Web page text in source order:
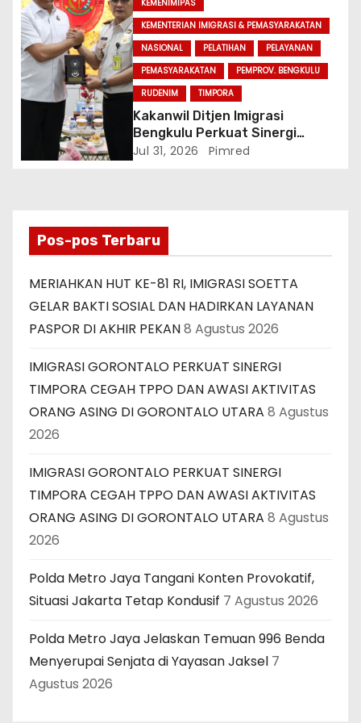
KEMENIMIPAS
KEMENTERIAN IMIGRASI & PEMASYARAKATAN
NASIONAL
PELATIHAN
PELAYANAN
PEMASYARAKATAN
PEMPROV. BENGKULU
RUDENIM
TIMPORA
Kakanwil Ditjen Imigrasi
Bengkulu Perkuat Sinergi
Penegakan Hukum Melalui
Jul 31, 2026 Pimred
Pos-pos Terbaru
MERIAHKAN HUT KE-81 RI, IMIGRASI SOETTA
GELAR BAKTI SOSIAL DAN HADIRKAN LAYANAN
PASPOR DI AKHIR PEKAN8 Agustus 2026
IMIGRASI GORONTALO PERKUAT SINERGI
TIMPORA CEGAH TPPO DAN AWASI AKTIVITAS
ORANG ASING DI GORONTALO UTARA 8 Agustus
2026
IMIGRASI GORONTALO PERKUAT SINERGI
TIMPORA CEGAH TPPO DAN AWASI AKTIVITAS
ORANG ASING DI GORONTALO UTARA 8 Agustus
2026
Polda Metro Jaya Tangani Konten Provokatif,
Situasi Jakarta Tetap Kondusif 7 Agustus 2026
Polda Metro Jaya Jelaskan Temuan 996 Benda
Menyerupai Senjata di Yayasan Jaksel 7
Agustus 2026